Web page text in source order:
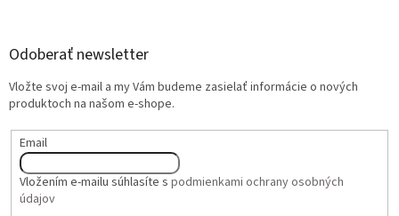
Odoberať newsletter
Vložte svoj e-mail a my Vám budeme zasielať informácie o nových
produktoch na našom e-shope.
Email
Vložením e-mailu súhlasíte s podmienkami ochrany osobných
údajov